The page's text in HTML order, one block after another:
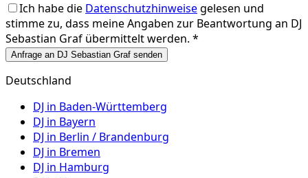
Ich habe die Datenschutzhinweisegelesen und
stimme zu, dass meine Angaben zur Beantwortung an DJ
Sebastian Graf übermittelt werden. *
Anfrage an DJ Sebastian Graf senden
Deutschland
DJ in Baden-Württemberg
DJ in Bayern
DJ in Berlin / Brandenburg
DJ in Bremen
DJ in Hamburg